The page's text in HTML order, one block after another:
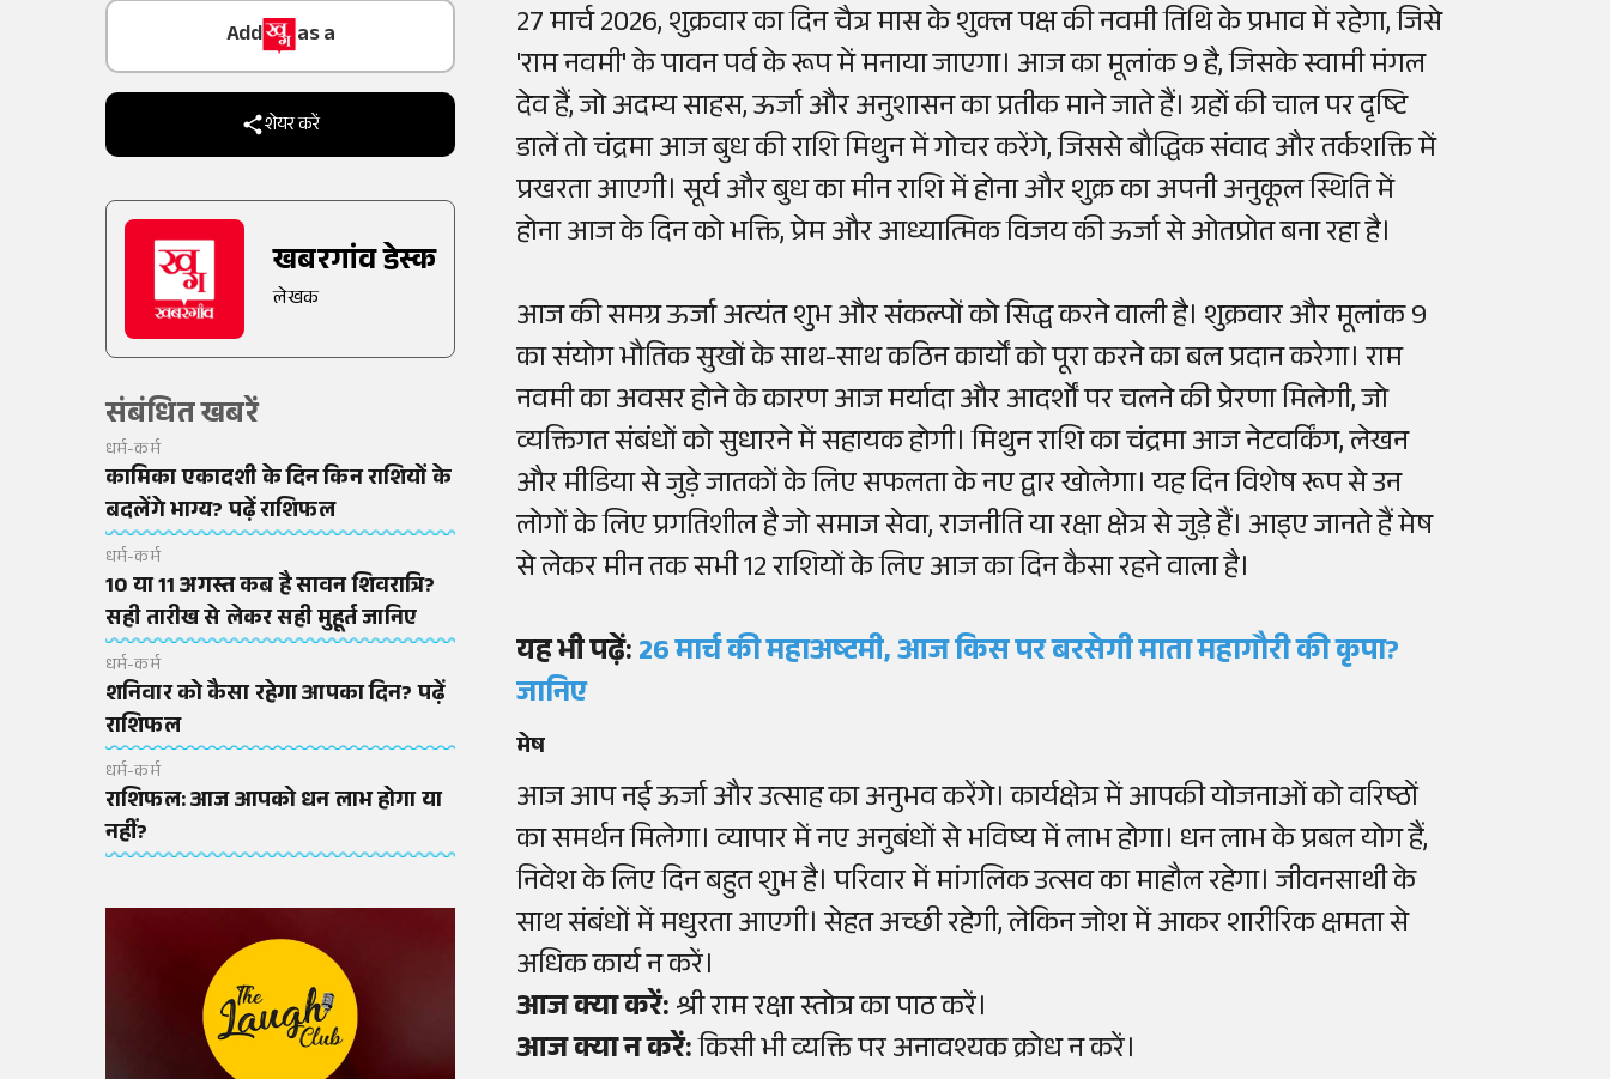
Trusted Source on
शेयर करें
खबरगांव डेस्क
लेखक
संबंधित खबरें
धर्म-कर्म
कामिका एकादशी के दिन किन राशियों के
बदलेंगे भाग्य? पढ़ें राशिफल
धर्म-कर्म
10 या 11 अगस्त कब है सावन शिवरात्रि?
सही तारीख से लेकर सही मुहूर्त जानिए
धर्म-कर्म
शनिवार को कैसा रहेगा आपका दिन? पढ़ें
राशिफल
धर्म-कर्म
राशिफल: आज आपको धन लाभ होगा या
नहीं?
27 मार्च 2026, शुक्रवार का दिन चैत्र मास के शुक्ल पक्ष की नवमी तिथि के प्रभाव में रहेगा, जिसे
'राम नवमी' के पावन पर्व के रूप में मनाया जाएगा। आज का मूलांक 9 है, जिसके स्वामी मंगल
देव हैं, जो अदम्य साहस, ऊर्जा और अनुशासन का प्रतीक माने जाते हैं। ग्रहों की चाल पर दृष्टि
डालें तो चंद्रमा आज बुध की राशि मिथुन में गोचर करेंगे, जिससे बौद्धिक संवाद और तर्कशक्ति में
प्रखरता आएगी। सूर्य और बुध का मीन राशि में होना और शुक्र का अपनी अनुकूल स्थिति में
होना आज के दिन को भक्ति, प्रेम और आध्यात्मिक विजय की ऊर्जा से ओतप्रोत बना रहा है।
आज की समग्र ऊर्जा अत्यंत शुभ और संकल्पों को सिद्ध करने वाली है। शुक्रवार और मूलांक 9
का संयोग भौतिक सुखों के साथ-साथ कठिन कार्यों को पूरा करने का बल प्रदान करेगा। राम
नवमी का अवसर होने के कारण आज मर्यादा और आदर्शों पर चलने की प्रेरणा मिलेगी, जो
व्यक्तिगत संबंधों को सुधारने में सहायक होगी। मिथुन राशि का चंद्रमा आज नेटवर्किंग, लेखन
और मीडिया से जुड़े जातकों के लिए सफलता के नए द्वार खोलेगा। यह दिन विशेष रूप से उन
लोगों के लिए प्रगतिशील है जो समाज सेवा, राजनीति या रक्षा क्षेत्र से जुड़े हैं। आइए जानते हैं मेष
से लेकर मीन तक सभी 12 राशियों के लिए आज का दिन कैसा रहने वाला है।
यह भी पढ़ें:26 मार्च की महाअष्टमी, आज किस पर बरसेगी माता महागौरी की कृपा?
जानिए
मेष
आज आप नई ऊर्जा और उत्साह का अनुभव करेंगे। कार्यक्षेत्र में आपकी योजनाओं को वरिष्ठों
का समर्थन मिलेगा। व्यापार में नए अनुबंधों से भविष्य में लाभ होगा। धन लाभ के प्रबल योग हैं,
निवेश के लिए दिन बहुत शुभ है। परिवार में मांगलिक उत्सव का माहौल रहेगा। जीवनसाथी के
साथ संबंधों में मधुरता आएगी। सेहत अच्छी रहेगी, लेकिन जोश में आकर शारीरिक क्षमता से
अधिक कार्य न करें।
आज क्या करें:श्री राम रक्षा स्तोत्र का पाठ करें।
आज क्या न करें:किसी भी व्यक्ति पर अनावश्यक क्रोध न करें।